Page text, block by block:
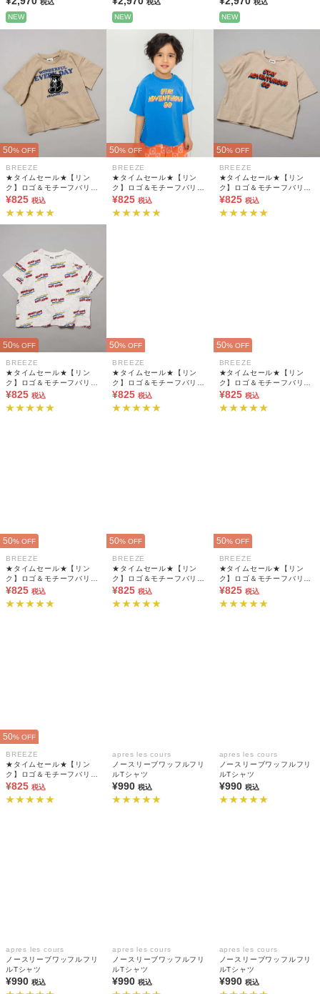
税込
NEW
税込
NEW
税込
NEW
50% OFF
BREEZE
★タイムセール★【リン
ク】ロゴ＆モチーフバリエ
ーションTシャツ
¥825 税込
50% OFF
BREEZE
★タイムセール★【リン
ク】ロゴ＆モチーフバリエ
ーションTシャツ
¥825 税込
50% OFF
BREEZE
★タイムセール★【リン
ク】ロゴ＆モチーフバリエ
ーションTシャツ
¥825 税込
50% OFF
BREEZE
★タイムセール★【リン
ク】ロゴ＆モチーフバリエ
ーションTシャツ
¥825 税込
50% OFF
BREEZE
★タイムセール★【リン
ク】ロゴ＆モチーフバリエ
ーションTシャツ
¥825 税込
50% OFF
BREEZE
★タイムセール★【リン
ク】ロゴ＆モチーフバリエ
ーションTシャツ
¥825 税込
50% OFF
BREEZE
★タイムセール★【リン
ク】ロゴ＆モチーフバリエ
ーションTシャツ
¥825 税込
50% OFF
BREEZE
★タイムセール★【リン
ク】ロゴ＆モチーフバリエ
ーションTシャツ
¥825 税込
50% OFF
BREEZE
★タイムセール★【リン
ク】ロゴ＆モチーフバリエ
ーションTシャツ
¥825 税込
50% OFF
BREEZE
★タイムセール★【リン
ク】ロゴ＆モチーフバリエ
ーションTシャツ
¥825 税込
apres les cours
ノースリーブワッフルフリ
ルTシャツ
¥990税込
apres les cours
ノースリーブワッフルフリ
ルTシャツ
¥990 税込
apres les cours
ノースリーブワッフルフリ
ルTシャツ
¥990 税込
apres les cours
ノースリーブワッフルフリ
ルTシャツ
¥990税込
apres les cours
ノースリーブワッフルフリ
ルTシャツ
¥990 税込